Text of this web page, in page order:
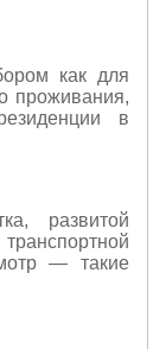
как для
проживания,
в
развитой
— такие